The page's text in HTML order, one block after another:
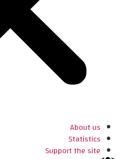
About us
Statistics
Support the site